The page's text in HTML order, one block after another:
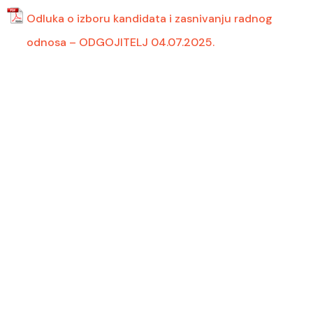
Odluka o izboru kandidata i zasnivanju radnog
odnosa – ODGOJITELJ 04.07.2025.